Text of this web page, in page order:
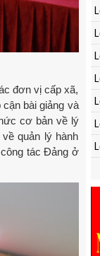
đơn vị cấp xã,
bài giảng và
cơ bản về lý
quản lý hành
tác Đảng ở